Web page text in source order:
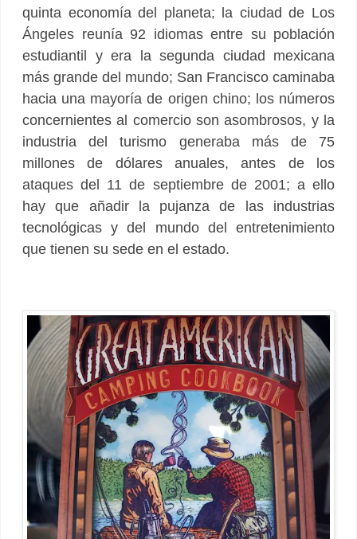
quinta economía del planeta; la ciudad de Los
Ángeles reunía 92 idiomas entre su población
estudiantil y era la segunda ciudad mexicana
más grande del mundo; San Francisco caminaba
hacia una mayoría de origen chino; los números
concernientes al comercio son asombrosos, y la
industria del turismo generaba más de 75
millones de dólares anuales, antes de los
ataques del 11 de septiembre de 2001; a ello
hay que añadir la pujanza de las industrias
tecnológicas y del mundo del entretenimiento
que tienen su sede en el estado.